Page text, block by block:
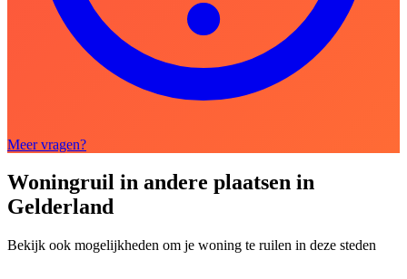
Meer vragen?
Woningruil in andere plaatsen in
Gelderland
Bekijk ook mogelijkheden om je woning te ruilen in deze steden